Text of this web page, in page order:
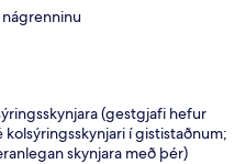
(gestgjafi hefur
í gististaðnum;
skynjara með þér)